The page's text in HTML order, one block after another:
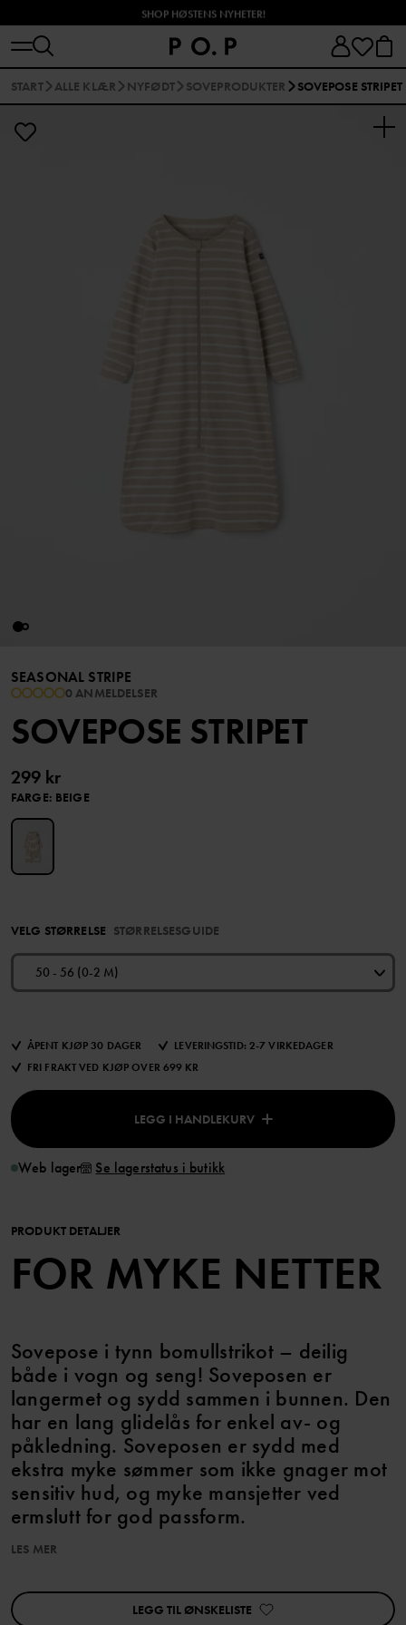
SHOP HØSTENS NYHETER!
START ALLE KLÆR NYFØDT SOVEPRODUKTER SOVEPOSE STRIPET
SEASONAL STRIPE
0 ANMELDELSER
SOVEPOSE STRIPET
299 kr
FARGE: BEIGE
VELG STØRRELSE STØRRELSESGUIDE
50 - 56 (0-2 M)
ÅPENT KJØP 30 DAGER
LEVERINGSTID: 2-7 VIRKEDAGER
FRI FRAKT VED KJØP OVER 699 KR
LEGG I HANDLEKURV
Web lager Se lagerstatus i butikk
PRODUKT DETALJER
FOR MYKE NETTER
Sovepose i tynn bomullstrikot – deilig
både i vogn og seng! Soveposen er
langermet og sydd sammen i bunnen. Den
har en lang glidelås for enkel av- og
påkledning. Soveposen er sydd med
ekstra myke sømmer som ikke gnager mot
sensitiv hud, og myke mansjetter ved
ermslutt for god passform.
• YKK-glidelås
LES MER
LEGG TIL ØNSKELISTE